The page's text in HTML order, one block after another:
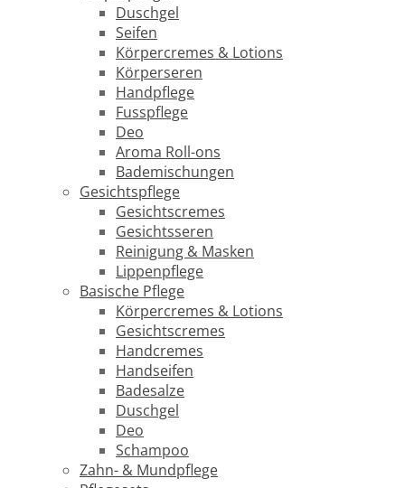
Duschgel
Seifen
Körpercremes & Lotions
Körperseren
Handpflege
Fusspflege
Deo
Aroma Roll-ons
Bademischungen
Gesichtspflege
Gesichtscremes
Gesichtsseren
Reinigung & Masken
Lippenpflege
Basische Pflege
Körpercremes & Lotions
Gesichtscremes
Handcremes
Handseifen
Badesalze
Duschgel
Deo
Schampoo
Zahn- & Mundpflege